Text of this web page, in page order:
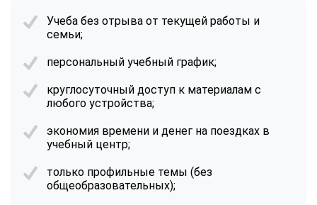
Учеба без отрыва от текущей работы и
семьи;
персональный учебный график;
круглосуточный доступ к материалам с
любого устройства;
экономия времени и денег на поездках в
учебный центр;
только профильные темы (без
общеобразовательных);